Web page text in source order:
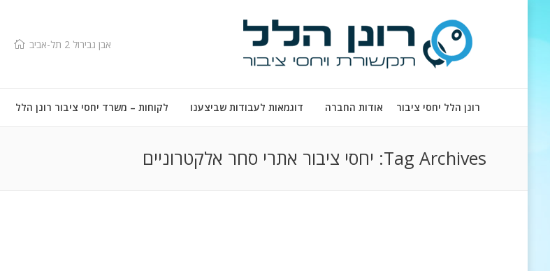
אבן גבירול 2 תל-אביב
רונן הלל יחסי ציבור אודות החברה דוגמאות לעבודות שביצענו לקוחות – משרד יחסי ציבור רונן הלל
Tag Archives: יחסי ציבור אתרי סחר אלקטרוניים